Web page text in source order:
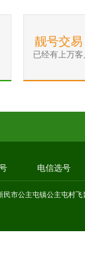
靓号交易
已经有上万
电信选号
民市公主屯镇公主屯村